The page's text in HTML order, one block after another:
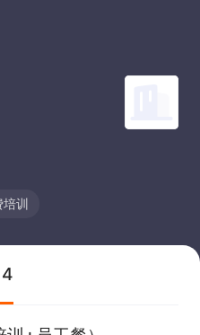
培训